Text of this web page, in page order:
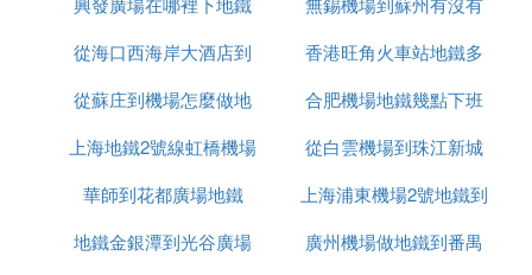
http://gz.bendibao.com/ditie/line4Schele.asp
『陸』 廣州火車站到廣州金州地鐵站（地
線）怎麼走
下車，轉乘 地鐵4號線（15站） 到 金洲即可
地鐵
從海口西海岸大酒店到
機場有地鐵嗎
香港旺角火車站地鐵多
少錢
從蘇庄到機場怎麼做地
鐵站
合肥機場地鐵幾點下班
上海地鐵2號線虹橋機場
幾點鍾是末班車
從白雲機場到珠江新城
坐幾號地鐵
華師到花都廣場地鐵
上海浦東機場2號地鐵到
虹橋火車站
地鐵金銀潭到光谷廣場
廣州機場做地鐵到番禺